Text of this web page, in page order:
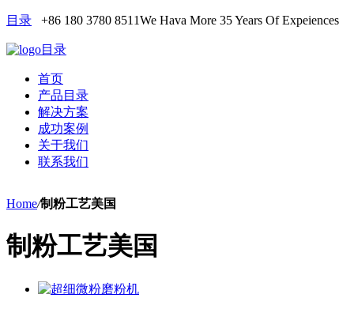
目录 +86 180 3780 8511We Hava More 35 Years Of Expeiences
目录
首页
产品目录
解决方案
成功案例
关于我们
联系我们
Home/制粉工艺美国
制粉工艺美国